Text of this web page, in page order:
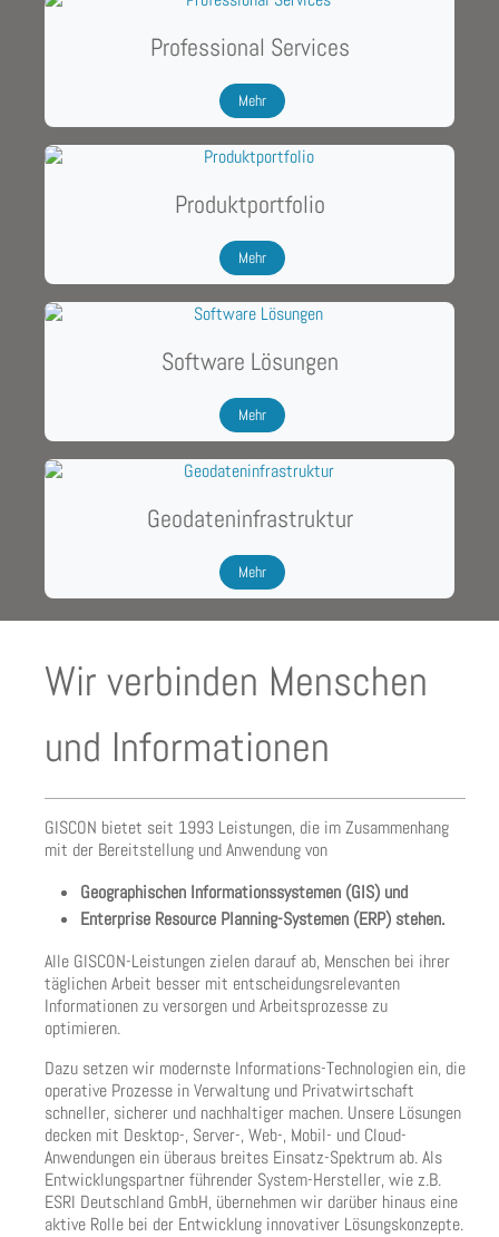
Professional Services
Mehr
Produktportfolio
Mehr
Software Lösungen
Mehr
Geodateninfrastruktur
Mehr
Wir verbinden Menschen
und Informationen
GISCON bietet seit 1993 Leistungen, die im Zusammenhang
mit der Bereitstellung und Anwendung von
Geographischen Informationssystemen (GIS) und
Enterprise Resource Planning-Systemen (ERP) stehen.
Alle GISCON-Leistungen zielen darauf ab, Menschen bei ihrer
täglichen Arbeit besser mit entscheidungsrelevanten
Informationen zu versorgen und Arbeitsprozesse zu
optimieren.
Dazu setzen wir modernste Informations-Technologien ein, die
operative Prozesse in Verwaltung und Privatwirtschaft
schneller, sicherer und nachhaltiger machen. Unsere Lösungen
decken mit Desktop-, Server-, Web-, Mobil- und Cloud-
Anwendungen ein überaus breites Einsatz-Spektrum ab. Als
Entwicklungspartner führender System-Hersteller, wie z.B.
ESRI Deutschland GmbH, übernehmen wir darüber hinaus eine
aktive Rolle bei der Entwicklung innovativer Lösungskonzepte.